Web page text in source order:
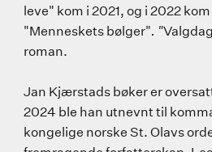
leve" kom i 2021, og i 2022
"Menneskets bølger". "
roman.
Jan Kjærstads bøker er
2024 ble han utnevnt til
kongelige norske St. Olavs